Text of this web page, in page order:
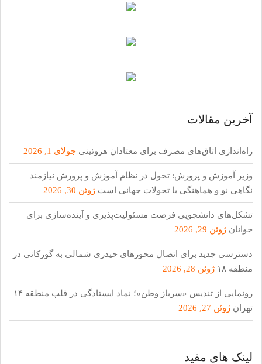
آخرین مقالات
راه‌اندازی اتاق‌های مصرف برای معتادان هروئینی جولای 1, 2026
وزیر آموزش و پرورش: تحول در نظام آموزش و پرورش نیازمند
نگاهی نو و هماهنگی با تحولات جهانی است ژوئن 30, 2026
تشکل‌های دانشجویی فرصت مسئولیت‌پذیری و آینده‌سازی برای
جوانان ژوئن 29, 2026
دسترسی جدید برای اتصال محور‌های حیدری شمالی به گورکانی در
منطقه ۱۸
ژوئن 28, 2026
رونمایی از تندیس «سرباز وطن»؛ نماد ایستادگی در قلب منطقه ۱۴
تهران ژوئن 27, 2026
لینک های مفید